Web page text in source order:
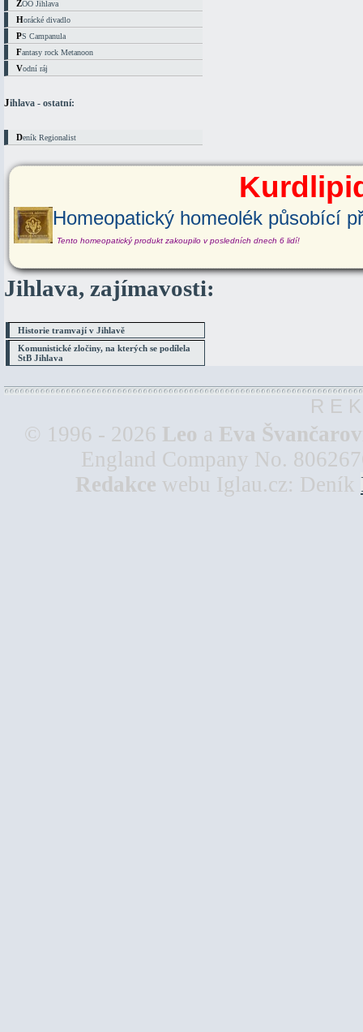
ZOO Jihlava
Horácké divadlo
PS Campanula
Fantasy rock Metanoon
Vodní ráj
Jihlava - ostatní:
Deník Regionalist
Homeopatický homeolék působící
Tento homeopatický produkt zakoupilo v posledních dnech 6 lidí!
Jihlava, zajímavosti:
Historie tramvají v Jihlavě
Komunistické zločiny, na kterých se podílela
StB Jihlava
R E
© 1996 - 2026 Leo a Eva
England Company No.
Redakce webu Iglau.cz: Deník